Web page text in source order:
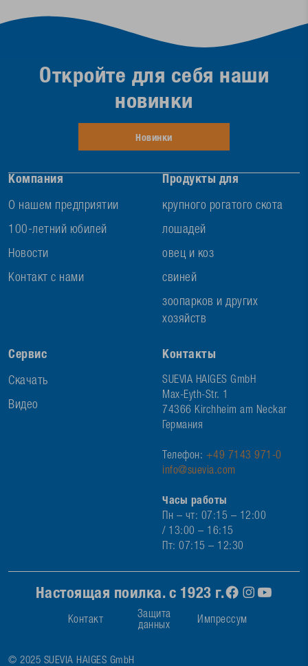
Компания
О нашем предприятии
100-летний юбилей
Новости
Контакт с нами
Продукты для
крупного рогатого скота
лошадей
овец и коз
свиней
зоопарков и других
хозяйств
Сервис
Скачать
Видео
Контакты
SUEVIA HAIGES GmbH
Max-Eyth-Str. 1
74366 Kirchheim am Neckar
Германия
Телефон: +49 7143 971-0
info@suevia.com
Часы работы
Пн – чт: 07:15 – 12:00
/ 13:00 – 16:15
Пт: 07:15 – 12:30
Откройте для себя наши
новинки
Новинки
Настоящая поилка. с 1923 г.
Контакт
Защита
данных
Импрессум
© 2025 SUEVIA HAIGES GmbH